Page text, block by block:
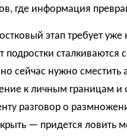
где информация
этап требует уже
подростки
сейчас нужно сместить
к личным границам и
разговор о
— придется ловить